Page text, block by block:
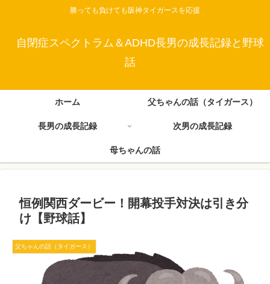
勝っても負けても阪神タイガースを応援
自閉症スペクトラム＆ADHD長男の成長記録と野球
話
ホーム 父ちゃんの話（タイガース）
長男の成長記録 次男の成長記録
母ちゃんの話
恒例関西ダービー！開幕投手対決は引き分
け【野球話】
父ちゃんの話（タイガース）